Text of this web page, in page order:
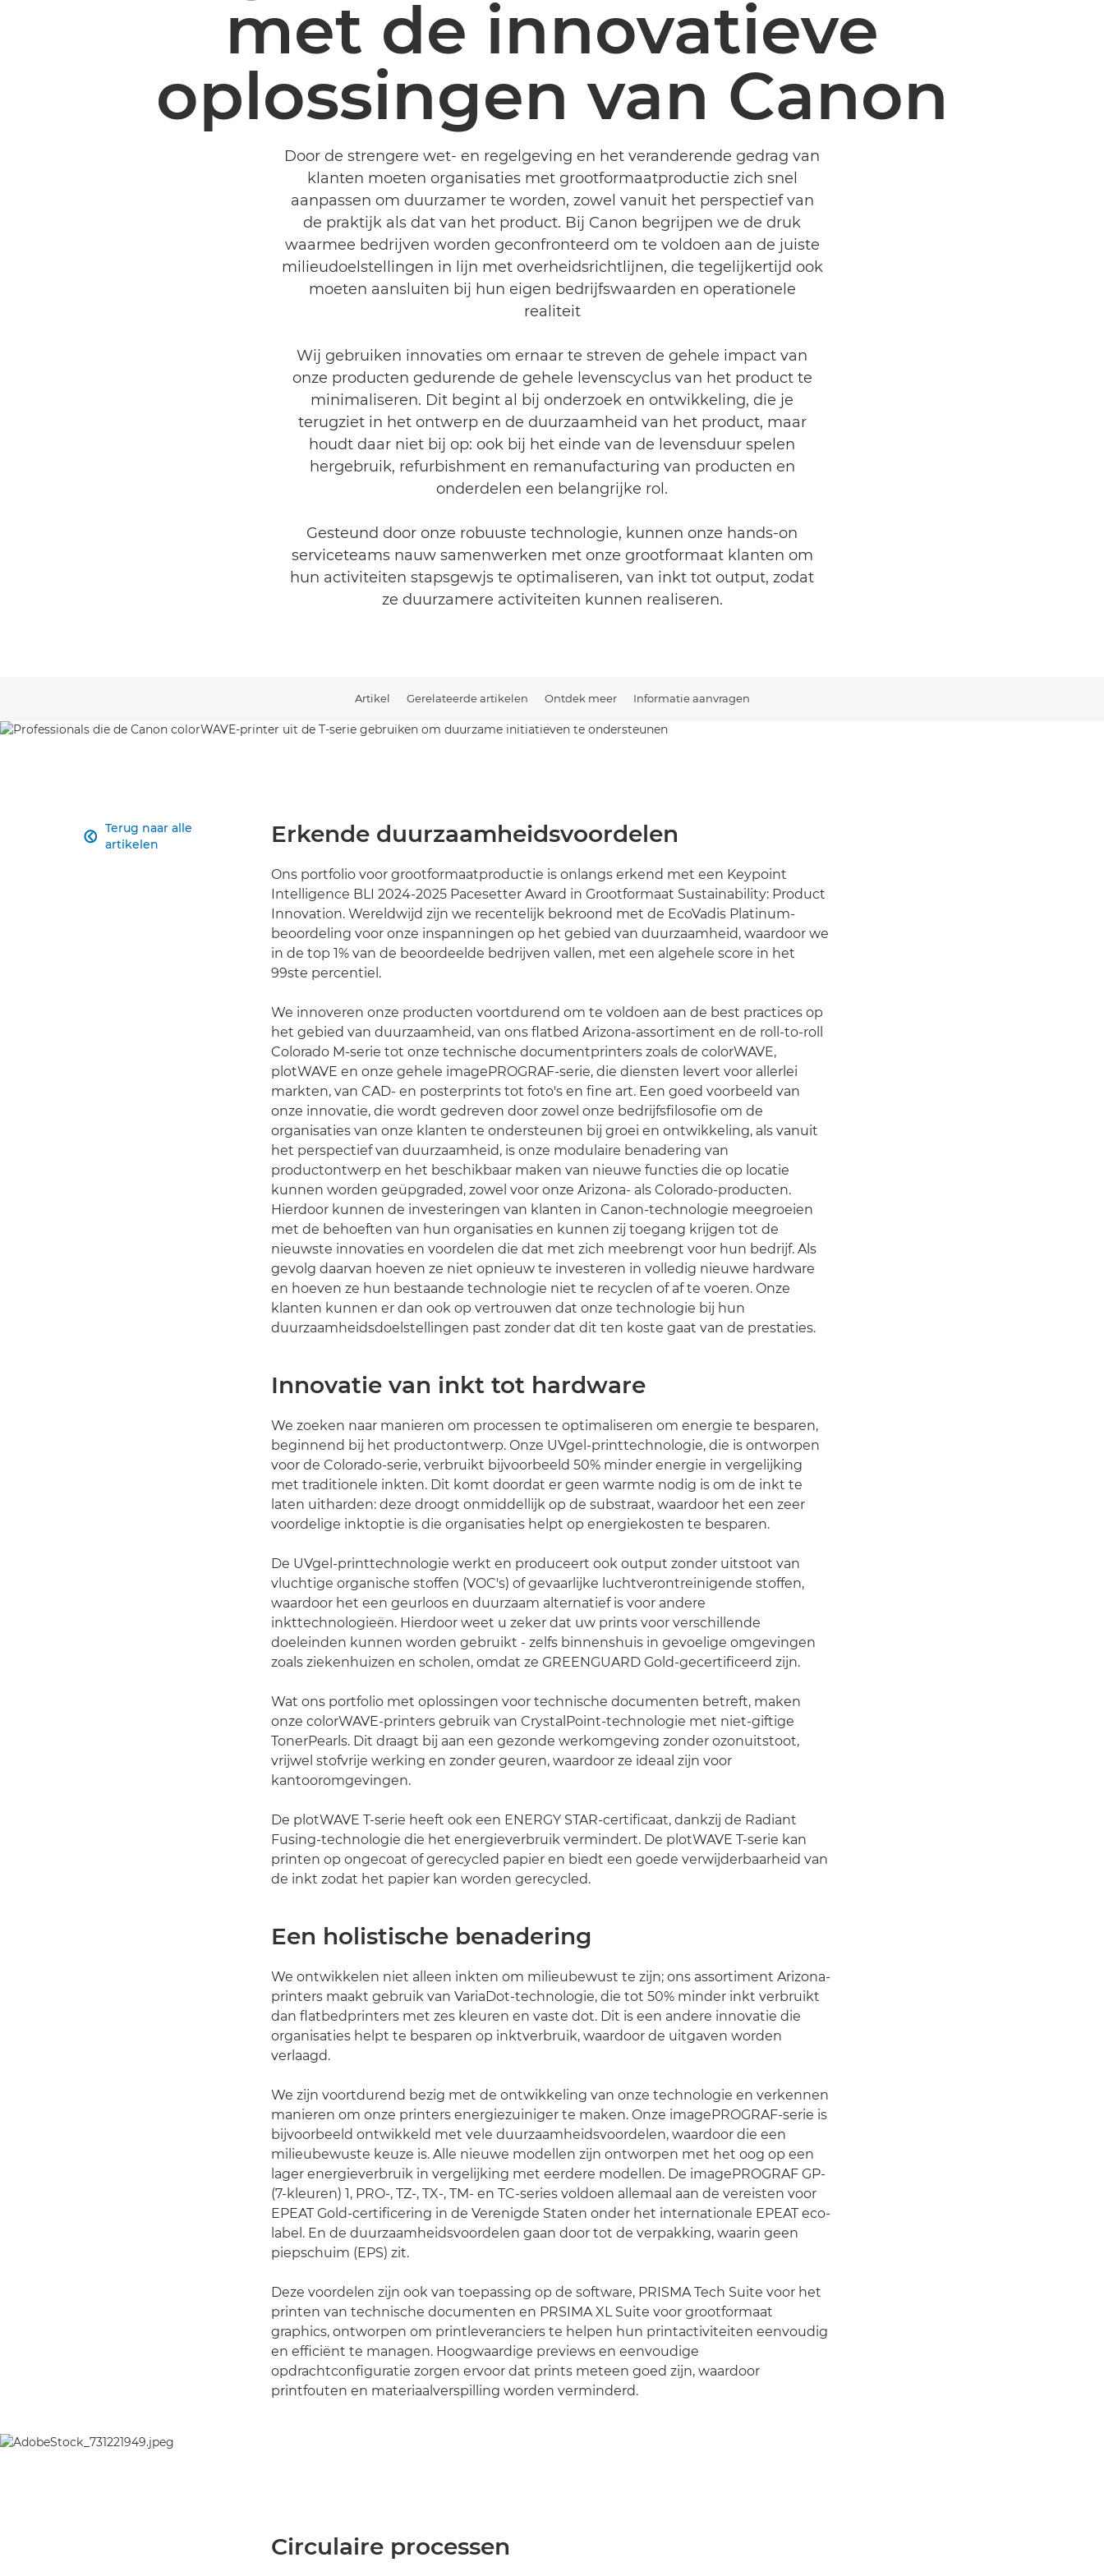
met de innovatieve
oplossingen van Canon
Door de strengere wet- en regelgeving en het veranderende gedrag van
klanten moeten organisaties met grootformaatproductie zich snel
aanpassen om duurzamer te worden, zowel vanuit het perspectief van
de praktijk als dat van het product. Bij Canon begrijpen we de druk
waarmee bedrijven worden geconfronteerd om te voldoen aan de juiste
milieudoelstellingen in lijn met overheidsrichtlijnen, die tegelijkertijd ook
moeten aansluiten bij hun eigen bedrijfswaarden en operationele
realiteit
Wij gebruiken innovaties om ernaar te streven de gehele impact van
onze producten gedurende de gehele levenscyclus van het product te
minimaliseren. Dit begint al bij onderzoek en ontwikkeling, die je
terugziet in het ontwerp en de duurzaamheid van het product, maar
houdt daar niet bij op: ook bij het einde van de levensduur spelen
hergebruik, refurbishment en remanufacturing van producten en
onderdelen een belangrijke rol.
Gesteund door onze robuuste technologie, kunnen onze hands-on
serviceteams nauw samenwerken met onze grootformaat klanten om
hun activiteiten stapsgewjs te optimaliseren, van inkt tot output, zodat
ze duurzamere activiteiten kunnen realiseren.
Artikel Gerelateerde artikelen Ontdek meer Informatie aanvragen
Terug naar alle
artikelen
 Erkende duurzaamheidsvoordelen
Ons portfolio voor grootformaatproductie is onlangs erkend met een Keypoint
Intelligence BLI 2024-2025 Pacesetter Award in Grootformaat Sustainability: Product
Innovation. Wereldwijd zijn we recentelijk bekroond met de EcoVadis Platinum-
beoordeling voor onze inspanningen op het gebied van duurzaamheid, waardoor we
in de top 1% van de beoordeelde bedrijven vallen, met een algehele score in het
99ste percentiel.
We innoveren onze producten voortdurend om te voldoen aan de best practices op
het gebied van duurzaamheid, van ons flatbed Arizona-assortiment en de roll-to-roll
Colorado M-serie tot onze technische documentprinters zoals de colorWAVE,
plotWAVE en onze gehele imagePROGRAF-serie, die diensten levert voor allerlei
markten, van CAD- en posterprints tot foto's en fine art. Een goed voorbeeld van
onze innovatie, die wordt gedreven door zowel onze bedrijfsfilosofie om de
organisaties van onze klanten te ondersteunen bij groei en ontwikkeling, als vanuit
het perspectief van duurzaamheid, is onze modulaire benadering van
productontwerp en het beschikbaar maken van nieuwe functies die op locatie
kunnen worden geüpgraded, zowel voor onze Arizona- als Colorado-producten.
Hierdoor kunnen de investeringen van klanten in Canon-technologie meegroeien
met de behoeften van hun organisaties en kunnen zij toegang krijgen tot de
nieuwste innovaties en voordelen die dat met zich meebrengt voor hun bedrijf. Als
gevolg daarvan hoeven ze niet opnieuw te investeren in volledig nieuwe hardware
en hoeven ze hun bestaande technologie niet te recyclen of af te voeren. Onze
klanten kunnen er dan ook op vertrouwen dat onze technologie bij hun
duurzaamheidsdoelstellingen past zonder dat dit ten koste gaat van de prestaties.
Innovatie van inkt tot hardware
We zoeken naar manieren om processen te optimaliseren om energie te besparen,
beginnend bij het productontwerp. Onze UVgel-printtechnologie, die is ontworpen
voor de Colorado-serie, verbruikt bijvoorbeeld 50% minder energie in vergelijking
met traditionele inkten. Dit komt doordat er geen warmte nodig is om de inkt te
laten uitharden: deze droogt onmiddellijk op de substraat, waardoor het een zeer
voordelige inktoptie is die organisaties helpt op energiekosten te besparen.
De UVgel-printtechnologie werkt en produceert ook output zonder uitstoot van
vluchtige organische stoffen (VOC's) of gevaarlijke luchtverontreinigende stoffen,
waardoor het een geurloos en duurzaam alternatief is voor andere
inkttechnologieën. Hierdoor weet u zeker dat uw prints voor verschillende
doeleinden kunnen worden gebruikt - zelfs binnenshuis in gevoelige omgevingen
zoals ziekenhuizen en scholen, omdat ze GREENGUARD Gold-gecertificeerd zijn.
Wat ons portfolio met oplossingen voor technische documenten betreft, maken
onze colorWAVE-printers gebruik van CrystalPoint-technologie met niet-giftige
TonerPearls. Dit draagt bij aan een gezonde werkomgeving zonder ozonuitstoot,
vrijwel stofvrije werking en zonder geuren, waardoor ze ideaal zijn voor
kantooromgevingen.
De plotWAVE T-serie heeft ook een ENERGY STAR-certificaat, dankzij de Radiant
Fusing-technologie die het energieverbruik vermindert. De plotWAVE T-serie kan
printen op ongecoat of gerecycled papier en biedt een goede verwijderbaarheid van
de inkt zodat het papier kan worden gerecycled.
Een holistische benadering
We ontwikkelen niet alleen inkten om milieubewust te zijn; ons assortiment Arizona-
printers maakt gebruik van VariaDot-technologie, die tot 50% minder inkt verbruikt
dan flatbedprinters met zes kleuren en vaste dot. Dit is een andere innovatie die
organisaties helpt te besparen op inktverbruik, waardoor de uitgaven worden
verlaagd.
We zijn voortdurend bezig met de ontwikkeling van onze technologie en verkennen
manieren om onze printers energiezuiniger te maken. Onze imagePROGRAF-serie is
bijvoorbeeld ontwikkeld met vele duurzaamheidsvoordelen, waardoor die een
milieubewuste keuze is. Alle nieuwe modellen zijn ontworpen met het oog op een
lager energieverbruik in vergelijking met eerdere modellen. De imagePROGRAF GP-
(7-kleuren) 1, PRO-, TZ-, TX-, TM- en TC-series voldoen allemaal aan de vereisten voor
EPEAT Gold-certificering in de Verenigde Staten onder het internationale EPEAT eco-
label. En de duurzaamheidsvoordelen gaan door tot de verpakking, waarin geen
piepschuim (EPS) zit.
Deze voordelen zijn ook van toepassing op de software, PRISMA Tech Suite voor het
printen van technische documenten en PRSIMA XL Suite voor grootformaat
graphics, ontworpen om printleveranciers te helpen hun printactiviteiten eenvoudig
en efficiënt te managen. Hoogwaardige previews en eenvoudige
opdrachtconfiguratie zorgen ervoor dat prints meteen goed zijn, waardoor
printfouten en materiaalverspilling worden verminderd.
Circulaire processen